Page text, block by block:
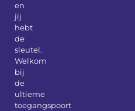
en
jij
hebt
de
sleutel.
Welkom
bij
de
ultieme
toegangspoort